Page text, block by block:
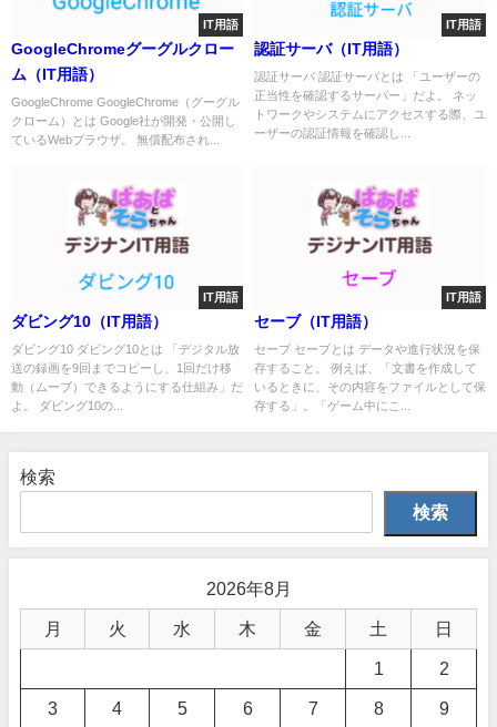
IT用語
GoogleChromeグーグルクロー
ム（IT用語）
GoogleChrome GoogleChrome（グーグル
クローム）とは Google社が開発・公開し
ているWebブラウザ。 無償配布され...
IT用語
認証サーバ（IT用語）
認証サーバ 認証サーバとは 「ユーザーの
正当性を確認するサーバー」だよ。 ネッ
トワークやシステムにアクセスする際、ユ
ーザーの認証情報を確認し...
IT用語
ダビング10（IT用語）
ダビング10 ダビング10とは 「デジタル放
送の録画を9回までコピーし、1回だけ移
動（ムーブ）できるようにする仕組み」だ
よ。 ダビング10の...
IT用語
セーブ（IT用語）
セーブ セーブとは データや進行状況を保
存すること。 例えば、「文書を作成して
いるときに、その内容をファイルとして保
存する」。「ゲーム中にこ...
検索
検索
2026年8月
月 火 水 木 金 土 日
1 2
3 4 5 6 7 8 9